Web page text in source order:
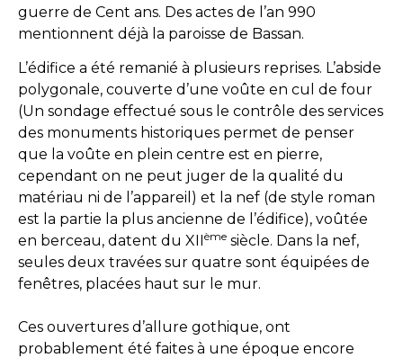
guerre de Cent ans. Des actes de l’an 990
mentionnent déjà la paroisse de Bassan.
L’édifice a été remanié à plusieurs reprises. L’abside
polygonale, couverte d’une voûte en cul de four
(Un sondage effectué sous le contrôle des services
des monuments historiques permet de penser
que la voûte en plein centre est en pierre,
cependant on ne peut juger de la qualité du
matériau ni de l’appareil) et la nef (de style roman
est la partie la plus ancienne de l’édifice), voûtée
en berceau, datent du XIIème siècle. Dans la nef,
seules deux travées sur quatre sont équipées de
fenêtres, placées haut sur le mur.
Ces ouvertures d’allure gothique, ont
probablement été faites à une époque encore